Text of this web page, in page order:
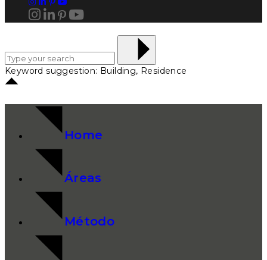
Keyword suggestion: Building, Residence
Home
Áreas
Método